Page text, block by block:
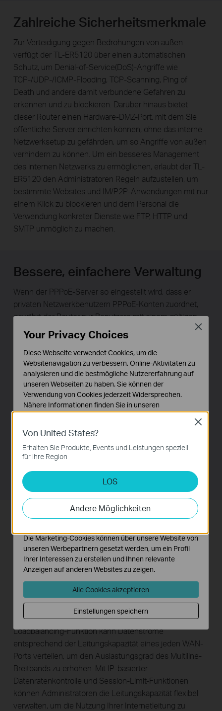
Zahlreiche Sicherheitsmerkmale
Zur Verteidigung gegen Bedrohungen von außen
verfügt der TL-ER5120 über einen automatischen
Schutz, um Denial-of-Service(DoS)-Angriffe wie
TCP-/UDP-/ICMP-Flooding, TCP-Scanning, Ping of
Death und andere damit verbundene Gefahren zu
erkennen und zu blockieren. Darüber hinaus bietet
dieser Router einen Hardware-DMZ-Port, mit dem Sie
öffentliche Server einrichten können, ohne das interne
Netzwerksetup zu gefährden, um so Angriffe von außen
verhindern zu können. Um ein besseres Management
des internen Netzwerks zu ermöglichen, erlaubt der TL-
ER5120 den Administratoren Regeln aufzustellen, um
bestimmte Websites und IM/P2P-Anwendungen mit nur
einem Klick zu blockieren und dem Personal die
Verwendung konkreter Dienste wie FTP, HTTP und
SMTP unmöglich zu machen.
Bessere, einfachere Verwaltung
Wenn der PPPoE-Server so eingestellt wird, dass er
privaten Netzwerkbenutzern PPPoE-Konten zuordnet,
gewährt der Router nur Benutzern mit einem gültigen
Konto und nach der durchgeführten Authentifizierung
Zugang zum Internet. In Zusammenarbeit mit der IP-
basierten Datenratensteuerung ist er in der Lage, die
Nutzung der Leitungskapazität durch bestimmte PPPoE-
Konten zu beschränken. Darüber hinaus ist die E-
Bulletin-Funktion in der Lage, an bestimmte
Benutzergruppen in regelmäßigen Abständen
Nachrichten in Form von Webseiten zu versenden, die
die Nutzer über das Ablaufdatum der PPPoE-Konto-
Funktionen priorisiert der Router unterschiedliche
Management zu gewährleisten.
Optimierung der Nutzung Ihrer
Leitungskapazität
Der TL-ER5120 verfügt über drei frei konfigurierbare
Ports, die entweder auf LAN oder WAN eingestellt
werden können, sodass der Router bis zu vier WAN-
Ports mit verschiedenen
Internetzugangsvoraussetzungen unterstützt, die durch
ein Gerät befriedigt werden. Die Intelligent-
Loadbalancing-Funktion kann Datenströme
entsprechend der Leitungskapazität eines jeden WAN-
Ports verteilen, um den Auslastungsgrad des Multiline-
Breitbands zu erhöhen. Mit IP-basierter
Datenratenkontrolle und Session-Limit-Funktionen
können Administratoren die Leitungskapazität flexibel
verwalten, um die Nutzung Ihrer Internetleitung zu
Von United States?
Erhalten Sie Produkte, Events und Leistungen speziell
für Ihre Region
LOS
Andere Möglichkeiten
Close
Your Privacy Choices
Diese Webseite verwendet Cookies, um die
Websitenavigation zu verbessern, Online-Aktivitäten zu
analysieren und die bestmögliche Nutzererfahrung auf
unseren Webseiten zu haben. Sie können der
Verwendung von Cookies jederzeit Widersprechen.
Nähere Informationen finden Sie in unseren
Datenschutzhinweisen.
Notwendige Cookies
Diese Cookies sind zur Funktion der Website
erforderlich und können in Ihren Systemen nicht
Analyse- und Marketing-Cookies
Analyse-Cookies ermöglichen es uns, Ihre Aktivitäten
auf unserer Website zu analysieren, um die
Funktionsweise unserer Website zu verbessern und
Die Marketing-Cookies können über unsere Website von
unseren Werbepartnern gesetzt werden, um ein Profil
Ihrer Interessen zu erstellen und Ihnen relevante
Anzeigen auf anderen Websites zu zeigen.
Alle Cookies akzeptieren
Einstellungen speichern
Close